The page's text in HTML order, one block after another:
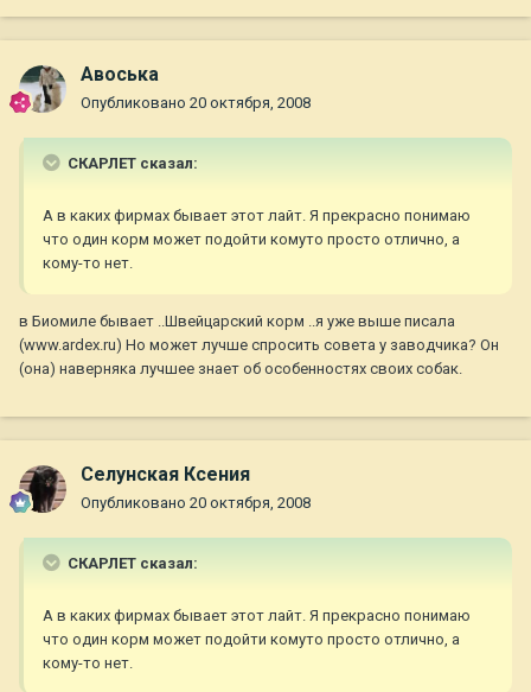
Авоська
Опубликовано 20 октября, 2008
СКАРЛЕТ сказал:
А в каких фирмах бывает этот лайт. Я прекрасно понимаю
что один корм может подойти комуто просто отлично, а
кому-то нет.
в Биомиле бывает ..Швейцарский корм ..я уже выше писала
(www.ardex.ru) Но может лучше спросить совета у заводчика? Он
(она) наверняка лучшее знает об особенностях своих собак.
Селунская Ксения
Опубликовано 20 октября, 2008
СКАРЛЕТ сказал:
А в каких фирмах бывает этот лайт. Я прекрасно понимаю
что один корм может подойти комуто просто отлично, а
кому-то нет.